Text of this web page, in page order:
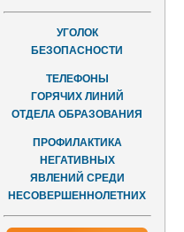
УГОЛОК
БЕЗОПАСНОСТИ
ТЕЛЕФОНЫ
ГОРЯЧИХ ЛИНИЙ
ОТДЕЛА ОБРАЗОВАНИЯ
ПРОФИЛАКТИКА
НЕГАТИВНЫХ
ЯВЛЕНИЙ СРЕДИ
НЕСОВЕРШЕННОЛЕТНИХ